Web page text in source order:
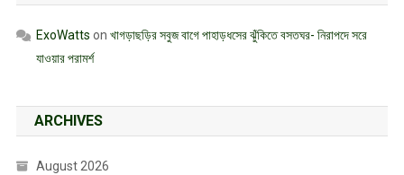
ExoWatts on খাগড়াছড়ির সবুজ বাগে পাহাড়ধসের ঝুঁকিতে বসতঘর- নিরাপদে সরে
যাওয়ার পরামর্শ
ARCHIVES
August 2026